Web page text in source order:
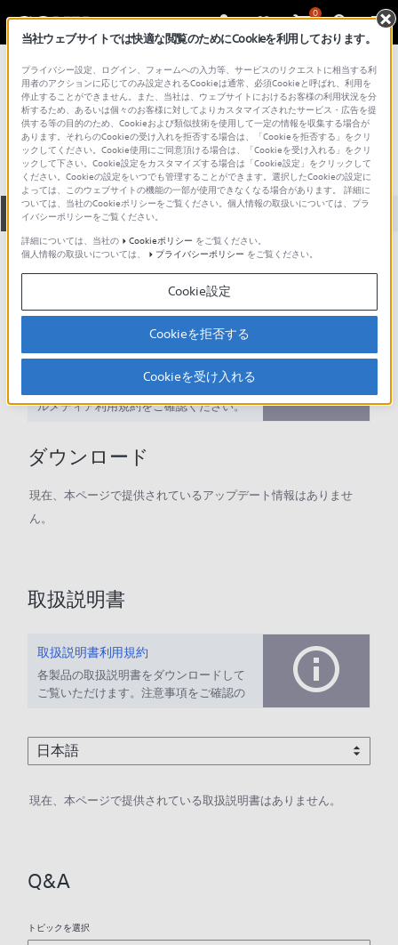
0
総合サポート・お問い合わせ その他のポータブルミュージックプレーヤー
WM-600
全て ダウンロード 取扱説明書 Q&A
サポート動画をご利用の際にはソーシャ
ルメディア利用規約をご確認ください。
ダウンロード
現在、本ページで提供されているアップデート情報はありませ
ん。
取扱説明書
取扱説明書利用規約
各製品の取扱説明書をダウンロードして
ご覧いただけます。注意事項をご確認の
現在、本ページで提供されている取扱説明書はありません。
Q&A
トピックを選択
当社ウェブサイトでは快適な閲覧のためにCookieを利用しております。
プライバシー設定、ログイン、フォームへの入力等、サービスのリクエストに相当する利
用者のアクションに応じてのみ設定されるCookieは通常、必須Cookieと呼ばれ、利用を
停止することができません。また、当社は、ウェブサイトにおけるお客様の利用状況を分
析するため、あるいは個々のお客様に対してよりカスタマイズされたサービス・広告を提
供する等の目的のため、Cookieおよび類似技術を使用して一定の情報を収集する場合が
あります。それらのCookieの受け入れを拒否する場合は、「Cookieを拒否する」をクリ
ックしてください。Cookie使用にご同意頂ける場合は、「Cookieを受け入れる」をクリ
ックして下さい。Cookie設定をカスタマイズする場合は「Cookie設定」をクリックして
ください。Cookieの設定をいつでも管理することができます。選択したCookieの設定に
よっては、このウェブサイトの機能の一部が使用できなくなる場合があります。 詳細に
ついては、当社のCookieポリシーをご覧ください。個人情報の取扱いについては、プラ
イバシーポリシーをご覧ください。
詳細については、当社の
Cookieポリシー をご覧ください。
個人情報の取扱いについては、
プライバシーポリシー をご覧ください。
Cookie設定
Cookieを拒否する
Cookieを受け入れる